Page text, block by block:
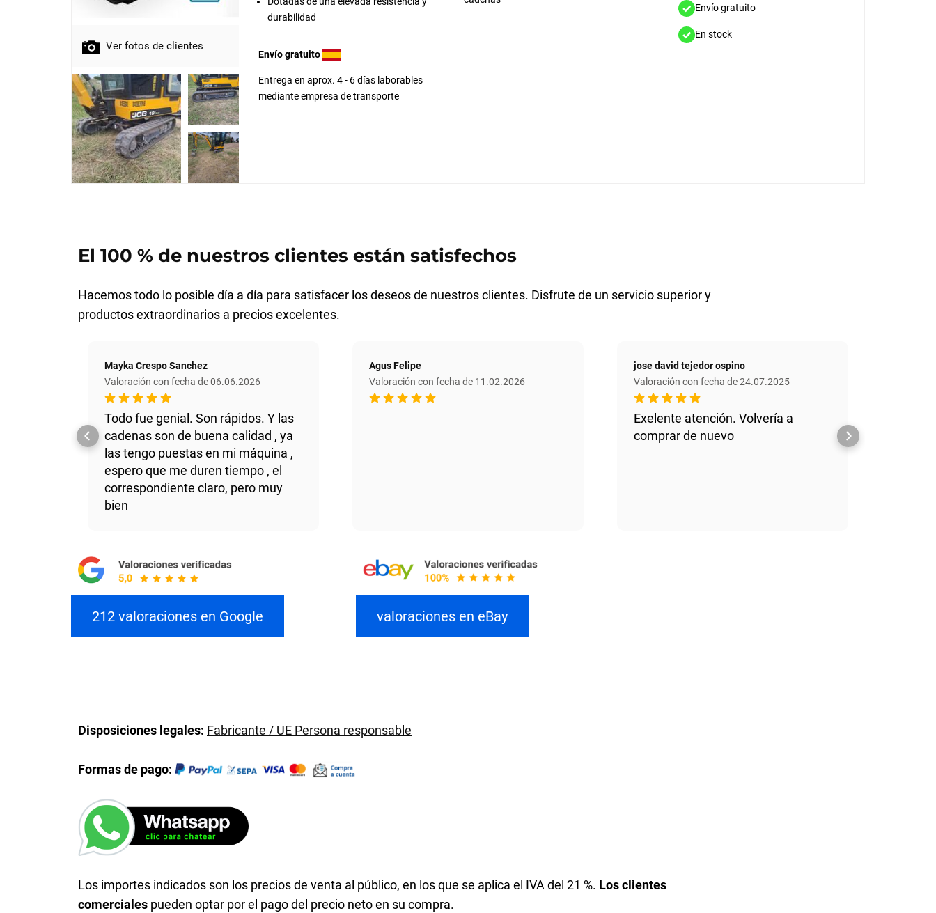
Ver fotos de clientes
durabilidad
Envío gratuito
Entrega en aprox. 4 - 6 días laborables
mediante empresa de transporte
Envío gratuito
En stock
El 100 % de nuestros clientes están satisfechos
Hacemos todo lo posible día a día para satisfacer los deseos de nuestros clientes. Disfrute de un servicio superior y
productos extraordinarios a precios excelentes.
Mayka Crespo Sanchez
Valoración con fecha de 06.06.2026
Todo fue genial. Son rápidos. Y las
cadenas son de buena calidad , ya
las tengo puestas en mi máquina ,
espero que me duren tiempo , el
correspondiente claro, pero muy
bien
Agus Felipe
Valoración con fecha de 11.02.2026
jose david tejedor ospino
Valoración con fecha de 24.07.2025
Exelente atención. Volvería a
comprar de nuevo
212 valoraciones en Google valoraciones en eBay
Disposiciones legales: Fabricante / UE Persona responsable
Formas de pago:
Los importes indicados son los precios de venta al público, en los que se aplica el IVA del 21 %. Los clientes
comerciales pueden optar por el pago del precio neto en su compra.